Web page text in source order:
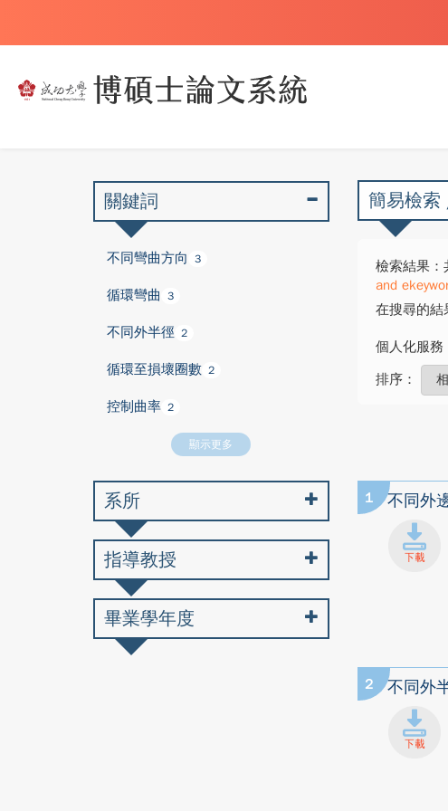
簡易檢
檢索結果：
and
在搜尋的結
個人化服務
排序：
1 不同外
2 不同外
關鍵詞
不同彎曲方向 3
循環彎曲 3
不同外半徑 2
循環至損壞圈數 2
控制曲率 2
顯示更多
系所
指導教授
畢業學年度